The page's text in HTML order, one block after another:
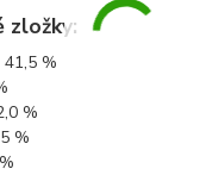
zložky:
%
%
%